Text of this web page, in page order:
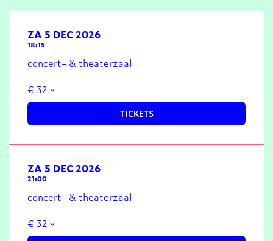
ZA 5 DEC 2026
18:15
concert- & theaterzaal
€ 32
TICKETS
ZA 5 DEC 2026
21:00
concert- & theaterzaal
€ 32